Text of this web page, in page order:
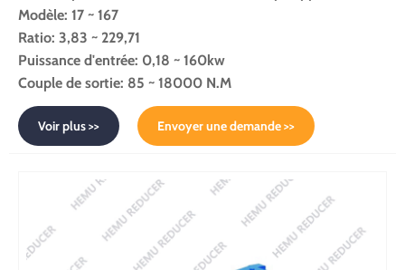
Modèle: 17 ~ 167
Ratio: 3,83 ~ 229,71
Puissance d'entrée: 0,18 ~ 160kw
Couple de sortie: 85 ~ 18000 N.M
Voir plus >> Envoyer une demande >>